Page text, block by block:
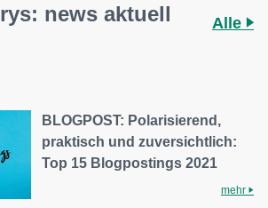
news aktuell
Alle
BLOGPOST: Polarisierend,
praktisch und zuversichtlich:
Top 15 Blogpostings 2021
mehr